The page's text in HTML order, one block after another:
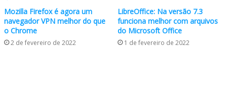
Mozilla Firefox é agora um
navegador VPN melhor do que
o Chrome
2 de fevereiro de 2022
LibreOffice: Na versão 7.3
funciona melhor com arquivos
do Microsoft Office
1 de fevereiro de 2022